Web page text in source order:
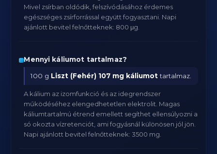
Mivel zsírban oldódik, felszívódásához érdemes
egészséges zsírforrással együtt fogyasztani. Napi
ajánlott bevitel felnőtteknek: 800 μg.
Mennyi káliumot tartalmaz?
100 g Liszt (Fehér) 107 mg káliumottartalmaz.
A kálium az izomfunkció és az idegrendszer
működéséhez elengedhetetlen elektrolit. Magas
káliumtartalmú étrend emellett segíthet ellensúlyozni a
só okozta vízretenciót, ami fogyásnál különösen jól jön.
Napi ajánlott bevitel felnőtteknek: 3500 mg.